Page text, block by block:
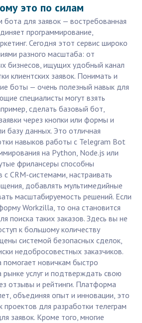
это по силам
бота для заявок — востребованная
программирование,
Сегодня этот сервис широко
разного масштаба: от
бизнесов, ищущих удобный канал
клиентских заявок. Понимать и
боты — очень полезный навык для
специалисты могут взять
сделать базовый бот,
через кнопки или формы и
базу данных. Это отличная
навыков работы с Telegram Bot
на Python, Node.js или
фрилансеры способны
с CRM-системами, настраивать
добавлять мультимедийные
масштабируемость решений. Если
Workzilla, то она становится
поиска таких заказов. Здесь вы не
к большому количеству
системой безопасных сделок,
недобросовестных заказчиков.
помогает новичкам быстро
рынке услуг и подтверждать свою
отзывы и рейтинги. Платформа
объединяя опыт и инновации, это
проектов для разработки телеграм
заявок. Кроме того, многие